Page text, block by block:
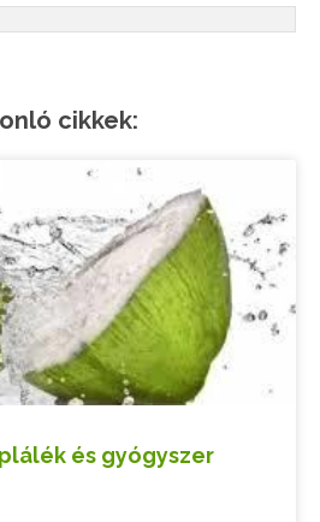
cikkek:
és gyógyszer